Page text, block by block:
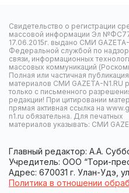
Свидетельство о регистрации
массовой информации Эл
17.06.2015г. выдано СМИ GAZETA-
Федеральной службой по
связи, информационных
массовых коммуникаций
Полная или частичная публикация
материалов СМИ GAZETA-N1.RU
только с письменного
редакции! При цитировании
прямая активная ссылка на
n1.ru обязательна. Для печатных
материалов указывать: СМИ
Главный редактор: А.А.
Учредитель: ООО “Тори-
Адрес: 670031 г. Улан-Удэ,
Политика в отношении